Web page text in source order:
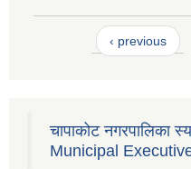
‹ previous
चापाकोट नगरपालिका
Municipal